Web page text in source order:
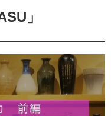
」